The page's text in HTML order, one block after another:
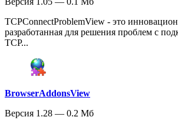
TCPConnectProblemView - это
разработанная для решения проблем с
TCP...
BrowserAddonsView
Версия 1.28 — 0.2 Мб